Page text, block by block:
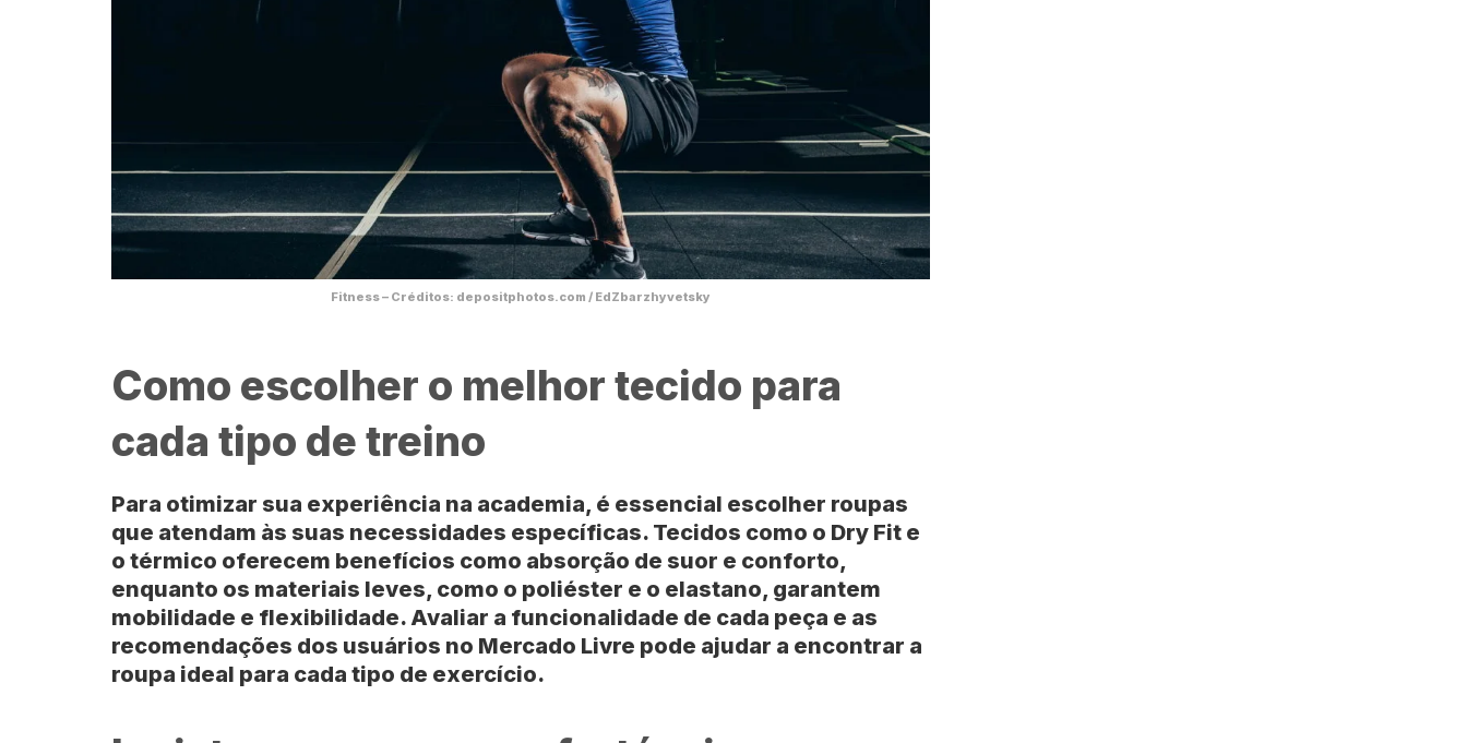
Fitness – Créditos: depositphotos.com / EdZbarzhyvetsky
Como escolher o melhor tecido para
cada tipo de treino
Para otimizar sua experiência na academia, é essencial escolher roupas
que atendam às suas necessidades específicas. Tecidos como o Dry Fit e
o térmico oferecem benefícios como absorção de suor e conforto,
enquanto os materiais leves, como o poliéster e o elastano, garantem
mobilidade e flexibilidade. Avaliar a funcionalidade de cada peça e as
recomendações dos usuários no Mercado Livre pode ajudar a encontrar a
roupa ideal para cada tipo de exercício.